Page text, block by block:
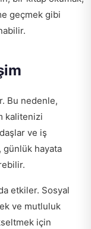
geçmek gibi
Bu nedenle,
kalitenizi
ve iş
hayata
etkiler. Sosyal
ve mutluluk
için